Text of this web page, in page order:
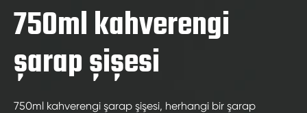
750ml kahverengi
şarap şişesi
750ml kahverengi şarap şişesi, herhangi bir şarap